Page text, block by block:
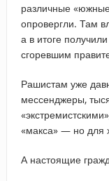
различные
опровергли. Там
а в итоге
сгоревшим
Рашистам уже
мессенджеры,
«макса» — но для
А настоящие